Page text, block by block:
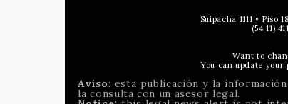
Suipacha 1111 • Piso
(54 11)
Want to
You canupdate your
Aviso: esta publicación y la
la consulta con un asesor legal.